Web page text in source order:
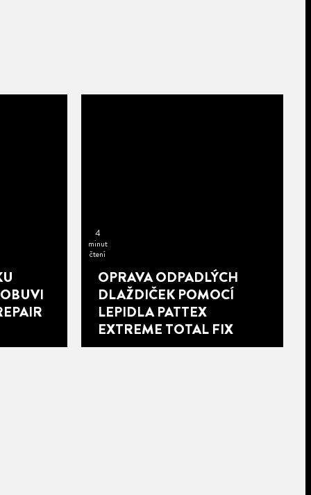
4
minut
čtení
OPRAVA ODPADLÝCH
DLAŽDIČEK POMOCÍ
LEPIDLA PATTEX
EXTREME TOTAL FIX